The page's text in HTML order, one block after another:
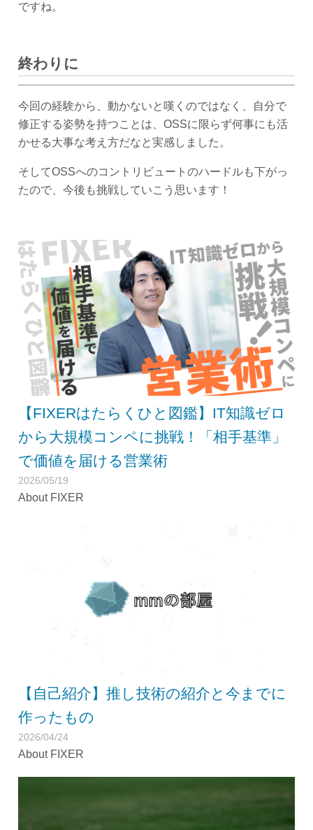
ですね。
終わりに
今回の経験から、動かないと嘆くのではなく、自分で
修正する姿勢を持つことは、OSSに限らず何事にも活
かせる大事な考え方だなと実感しました。
そしてOSSへのコントリビュートのハードルも下がっ
たので、今後も挑戦していこう思います！
【FIXERはたらくひと図鑑】IT知識ゼロ
から大規模コンペに挑戦！「相手基準」
で価値を届ける営業術
2026/05/19
About FIXER
【自己紹介】推し技術の紹介と今までに
作ったもの
2026/04/24
About FIXER